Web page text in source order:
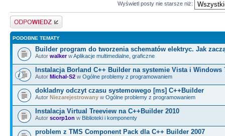
Wyświetl posty nie starsze niż:
Odpowiedz
PODOBNE TEMATY
Builder program do tworzenia schematów elektryc. Jak
Autor walkerwAplikacje multimedialne, graficzne
Instalacja Borland C++ Builder na systemie Vista i Windows
Autor Michal-S2 w Ogólne problemy z programowaniem
dokladny odczyt czasu systemowego [ms] C++Builder
Autor Niezarejestrowany w Ogólne problemy z programowaniem
Instalacja Virtual Treeview na C++Builder 2010
Autor scorp1on w Biblioteki i komponenty
problem z TMS Component Pack dla C++ Builder 2007